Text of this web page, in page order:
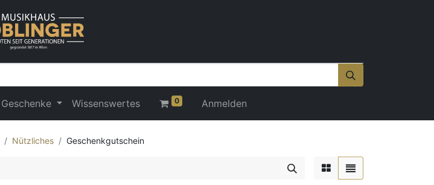
Geschenke Wissenswertes 0 Anmelden
Nützliches Geschenkgutschein